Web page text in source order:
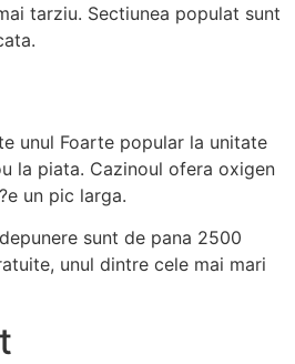
tarziu. Sectiunea populat sunt
unul Foarte popular la unitate
la piata. Cazinoul ofera oxigen
un pic larga.
sunt de pana 2500
unul dintre cele mai mari